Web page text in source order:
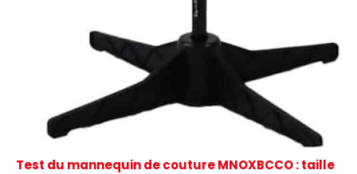
Test du mannequin de couture MNOXBCCO : taille